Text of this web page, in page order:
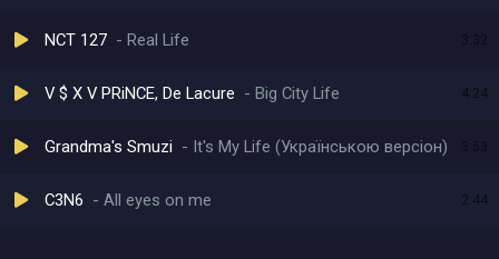
NCT 127 Real Life
V $ X V PRiNCE, De Lacure Big City Life 4:24
Grandma's Smuzi It's My Life (Українською версіон)
C3N6 All eyes on me 2:44